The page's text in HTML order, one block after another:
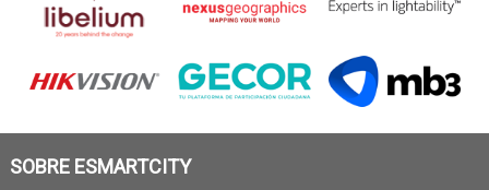
SOBRE ESMARTCITY